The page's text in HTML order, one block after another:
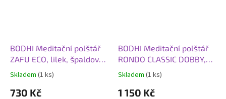
BODHI Meditační polštář
ZAFU ECO, lilek, špaldové
otruby
Skladem (1 ks)
730 Kč
BODHI Meditační polštář
RONDO CLASSIC DOBBY,
černá, špaldové otruby
Skladem (1 ks)
1 150 Kč